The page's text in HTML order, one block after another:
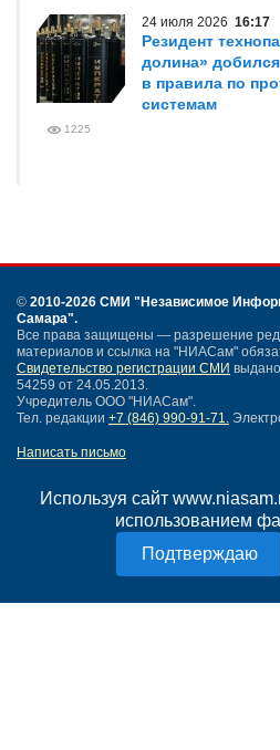
Используя сайт
использованием
24 июля 2026 16:17
Резидент
долина»
в правила по
системам
1225
© 2010-2026 СМИ "Независимое
Самара".
Все права защищены — разрешение
материалов и ссылка на "НИАСам"
Свидетельство регистрации СМИ
54259 от 24.05.2013.
Учредитель ООО "НИАСам".
Тел. редакции +7 (846) 990-91-71.
Написать письмо
Нашли ошибку?
Политика конфиденциальности